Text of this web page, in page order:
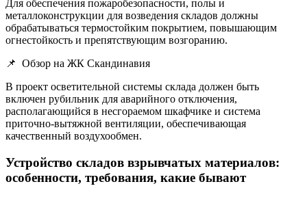
Для обеспечения пожаробезопасности, полы и
металлоконструкции для возведения складов должны
обрабатываться термостойким покрытием, повышающим
огнестойкость и препятствующим возгоранию.
📌 Обзор на ЖК Скандинавия
В проект осветительной системы склада должен быть
включен рубильник для аварийного отключения,
располагающийся в несгораемом шкафчике и система
приточно-вытяжной вентиляции, обеспечивающая
качественный воздухообмен.
Устройство складов взрывчатых материалов:
особенности, требования, какие бывают